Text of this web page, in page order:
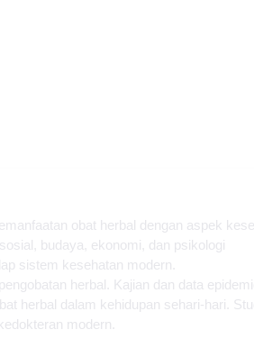
obat herbal dengan aspek
budaya, ekonomi, dan psikologi
sistem kesehatan modern.
herbal. Kajian dan data
herbal dalam kehidupan sehari-hari.
modern.